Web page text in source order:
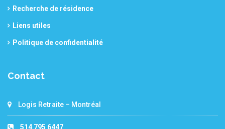
Recherche de résidence
Liens utiles
Politique de confidentialité
Contact
Logis Retraite – Montréal
514 795 6447